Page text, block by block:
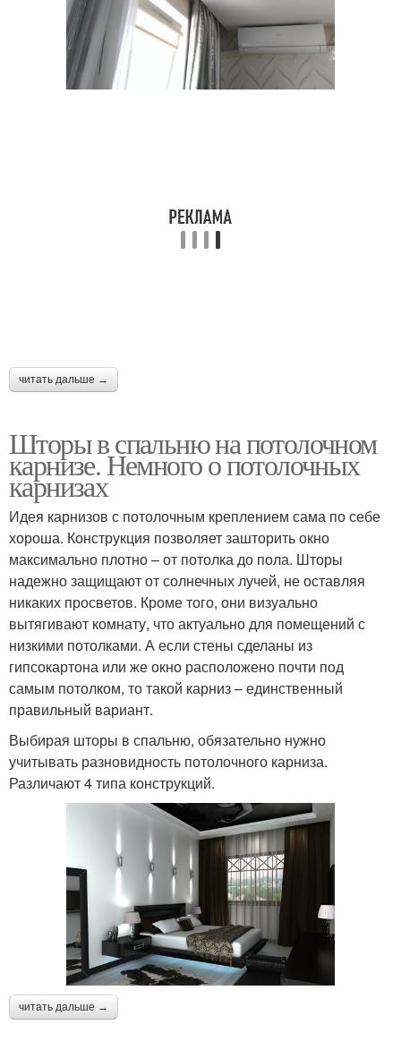
Фигурные карнизы Гипсовые карнизы
нестандартными
Угловой карниз Шинный карниз
Материалы для
потолочных карнизов
Уход за потолочными
карнизами
Уход за карнизом Карнизы по сравнению
Карнизы из
полиуретана
Карниз для потолков
Карниз на натяжной
потолок
Карниз с натяжным
потолком
Потолок без карниза Потолочное полотно
читать дальше →
Шторы в спальню на потолочном
карнизе. Немного о потолочных
карнизах
Идея карнизов с потолочным креплением сама по себе
хороша. Конструкция позволяет зашторить окно
максимально плотно – от потолка до пола. Шторы
надежно защищают от солнечных лучей, не оставляя
никаких просветов. Кроме того, они визуально
вытягивают комнату, что актуально для помещений с
низкими потолками. А если стены сделаны из
гипсокартона или же окно расположено почти под
самым потолком, то такой карниз – единственный
правильный вариант.
Выбирая шторы в спальню, обязательно нужно
учитывать разновидность потолочного карниза.
Различают 4 типа конструкций.
читать дальше →